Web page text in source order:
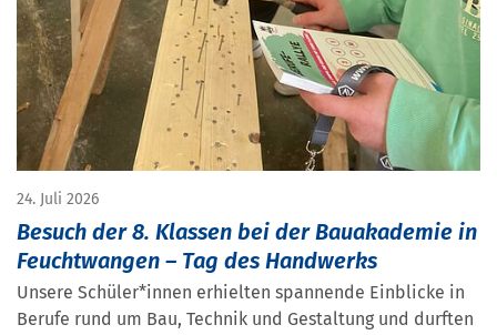
24. Juli 2026
Besuch der 8. Klassen bei der Bauakademie in
Feuchtwangen – Tag des Handwerks
Unsere Schüler*innen erhielten spannende Einblicke in
Berufe rund um Bau, Technik und Gestaltung und durften